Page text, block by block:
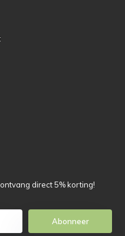
direct 5% korting!
Abonneer